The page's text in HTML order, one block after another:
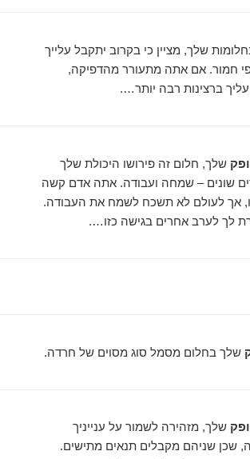
שלך, מציין כי בקרוב יתקבל עלייך
חמור. אם אתה מתעורר מהדפיקה,
ברצינות רבה יותר….
שלך, חלום זה פירושו היכולת שלך
שונים – שמחה ועבודה. אתה אדם קשה
אך לעולם לא תשכח לשמח את העבודה.
לך לערב אחרים בגישה כזו….
שלך בחלום מסמל סוג מסוים של חרדה.
שלך, מזהירה לשמור על ענייניך
שכן שניהם מקבלים תנאים מתישים.